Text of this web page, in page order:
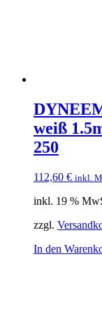
weiß
250
112,60 € inkl.
inkl. 19 %
zzgl.
In den